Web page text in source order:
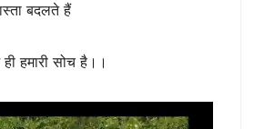
बदलते हैं
हमारी सोच है।।